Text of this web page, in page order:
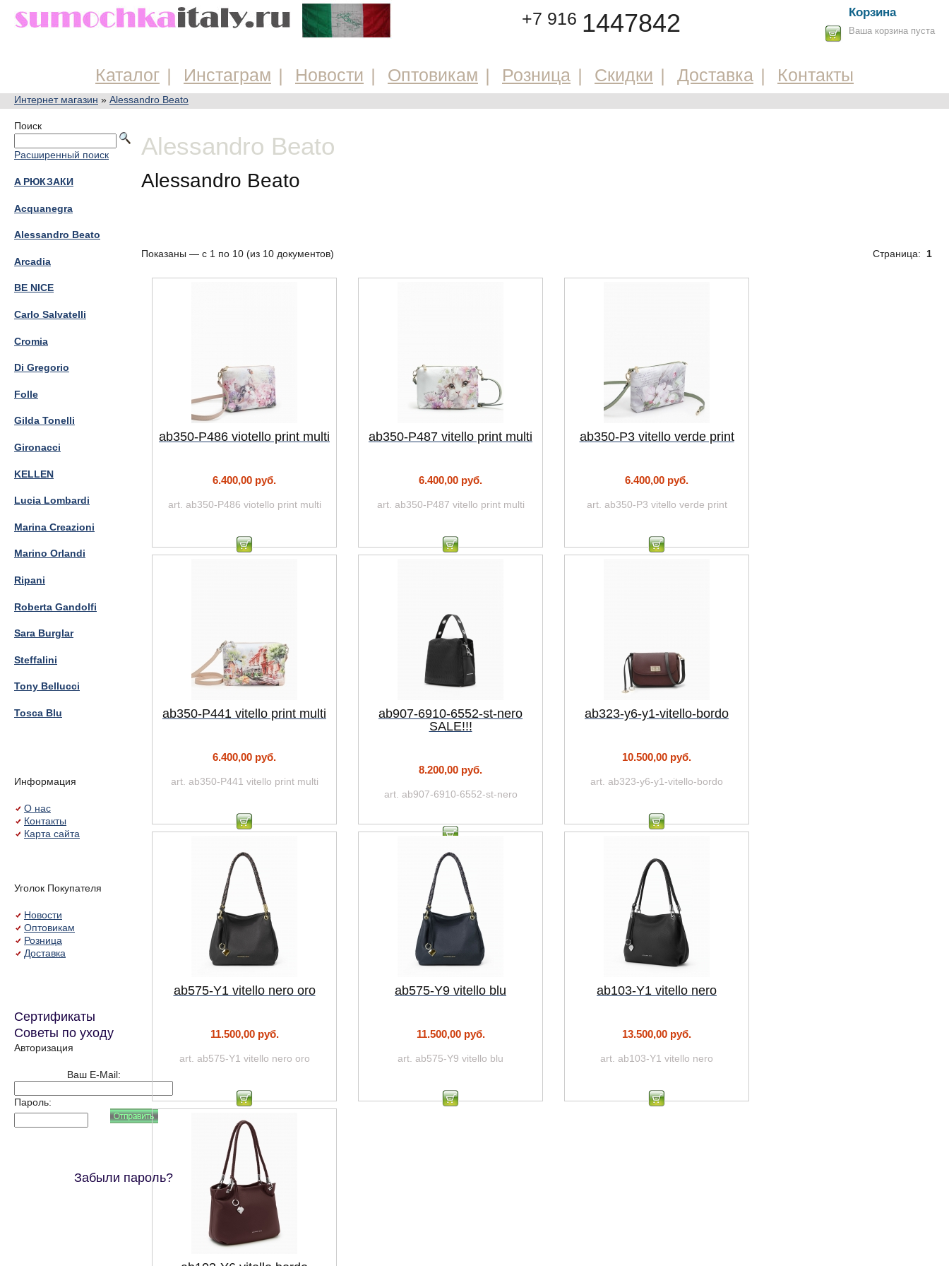
+7 916 1447842 Корзина
Ваша корзина пуста
Каталог Инстаграм Новости Оптовикам Розница Скидки Доставка Контакты
Интернет магазин » Alessandro Beato
Alessandro Beato
Alessandro Beato
Показаны — с 1 по 10 (из 10 документов) Страница: 1
ab350-P486 viotello print multi
6.400,00 руб.
art. ab350-P486 viotello print multi
ab350-P487 vitello print multi
6.400,00 руб.
art. ab350-P487 vitello print multi
ab350-P3 vitello verde print
6.400,00 руб.
art. ab350-P3 vitello verde print
ab350-P441 vitello print multi
6.400,00 руб.
art. ab350-P441 vitello print multi
ab907-6910-6552-st-nero
SALE!!!
8.200,00 руб.
art. ab907-6910-6552-st-nero
ab323-y6-y1-vitello-bordo
10.500,00 руб.
art. ab323-y6-y1-vitello-bordo
ab575-Y1 vitello nero oro
11.500,00 руб.
art. ab575-Y1 vitello nero oro
ab575-Y9 vitello blu
11.500,00 руб.
art. ab575-Y9 vitello blu
ab103-Y1 vitello nero
13.500,00 руб.
art. ab103-Y1 vitello nero
Поиск
Расширенный поиск
A РЮКЗАКИ
Acquanegra
Alessandro Beato
Arcadia
BE NICE
Carlo Salvatelli
Cromia
Di Gregorio
Folle
Gilda Tonelli
Gironacci
KELLEN
Lucia Lombardi
Marina Creazioni
Marino Orlandi
Ripani
Roberta Gandolfi
Sara Burglar
Steffalini
Tony Bellucci
Tosca Blu
Информация
О нас
Контакты
Карта сайта
Уголок Покупателя
Новости
Оптовикам
Розница
Доставка
Сертификаты
Советы по уходу
Авторизация
Ваш E-Mail:
Пароль:
Забыли пароль?